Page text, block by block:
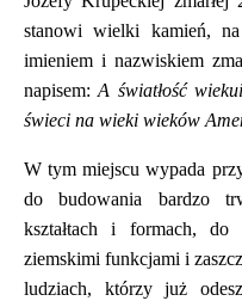
stanowi wielki kamień,
imieniem i nazwiskiem
napisem:A światłość
świeci na wieki wieków
W tym miejscu wypada
do budowania bardzo
kształtach i formach, do
ziemskimi funkcjami i
ludziach, którzy już